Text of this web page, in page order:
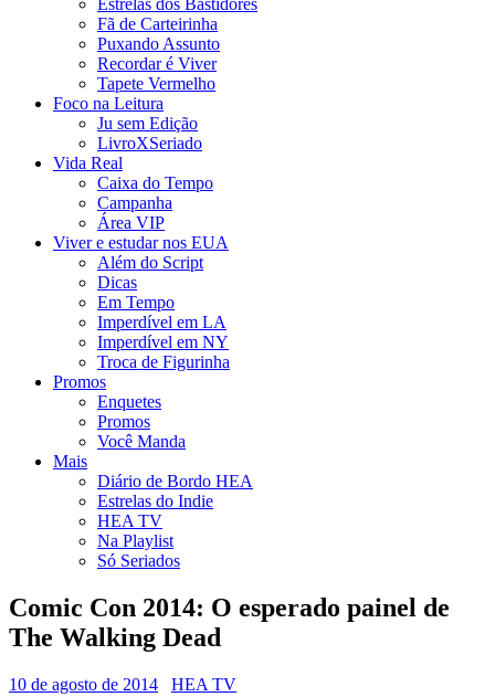
Estrelas dos Bastidores
Fã de Carteirinha
Puxando Assunto
Recordar é Viver
Tapete Vermelho
Foco na Leitura
Ju sem Edição
LivroXSeriado
Vida Real
Caixa do Tempo
Campanha
Área VIP
Viver e estudar nos EUA
Além do Script
Dicas
Em Tempo
Imperdível em LA
Imperdível em NY
Troca de Figurinha
Promos
Enquetes
Promos
Você Manda
Mais
Diário de Bordo HEA
Estrelas do Indie
HEA TV
Na Playlist
Só Seriados
Comic Con 2014: O esperado painel de
The Walking Dead
10 de agosto de 2014 HEA TV